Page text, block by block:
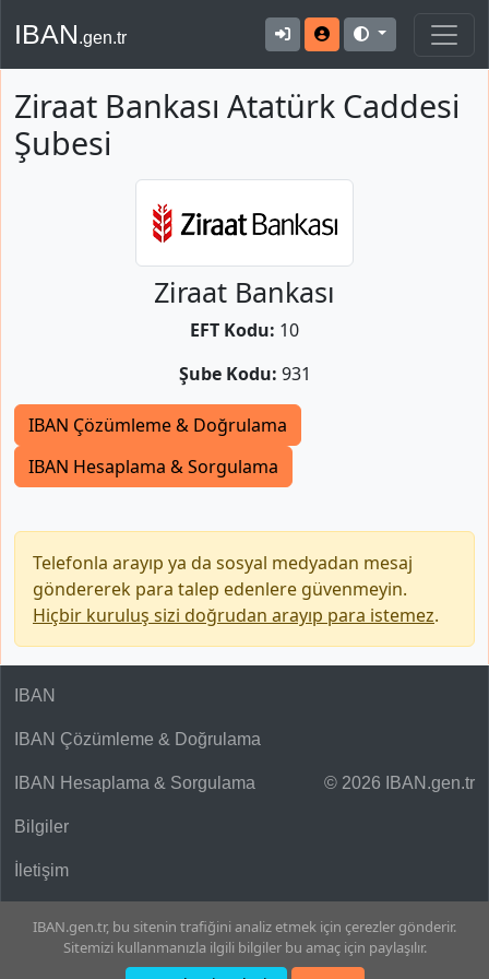
IBAN.gen.tr
Ziraat Bankası Atatürk Caddesi
Şubesi
Ziraat Bankası
EFT Kodu: 10
Şube Kodu: 931
IBAN Çözümleme & Doğrulama
IBAN Hesaplama & Sorgulama
Telefonla arayıp ya da sosyal medyadan mesaj
göndererek para talep edenlere güvenmeyin.
Hiçbir kuruluş sizi doğrudan arayıp para istemez.
© 2026 IBAN.gen.tr
IBAN
IBAN Çözümleme & Doğrulama
IBAN Hesaplama & Sorgulama
Bilgiler
İletişim
IBAN.gen.tr, bu sitenin trafiğini analiz etmek için çerezler gönderir.
Sitemizi kullanmanızla ilgili bilgiler bu amaç için paylaşılır.